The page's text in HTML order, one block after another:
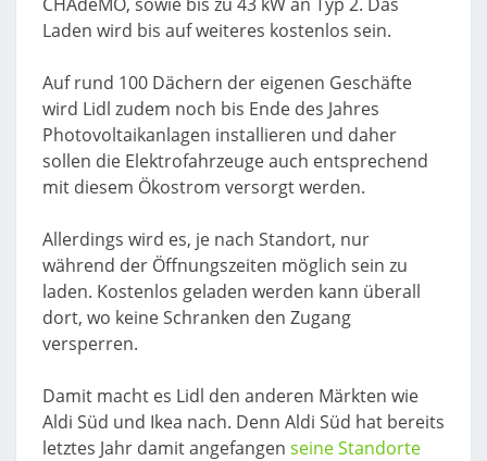
Laden wird bis auf weiteres kostenlos sein.
Auf rund 100 Dächern der eigenen Geschäfte
wird Lidl zudem noch bis Ende des Jahres
Photovoltaikanlagen installieren und daher
sollen die Elektrofahrzeuge auch entsprechend
mit diesem Ökostrom versorgt werden.
Allerdings wird es, je nach Standort, nur
während der Öffnungszeiten möglich sein zu
laden. Kostenlos geladen werden kann überall
dort, wo keine Schranken den Zugang
versperren.
Damit macht es Lidl den anderen Märkten wie
Aldi Süd und Ikea nach. Denn Aldi Süd hat bereits
letztes Jahr damit angefangen seine Standorte